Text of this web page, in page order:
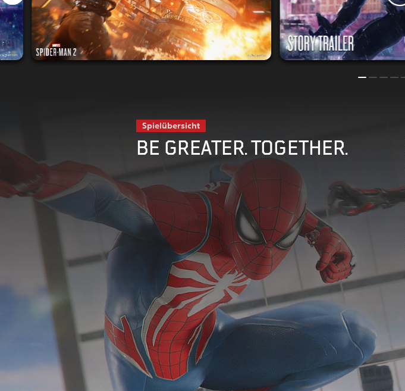
Spielübersicht
BE GREATER. TOGETHER.